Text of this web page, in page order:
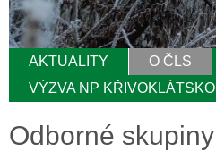
AKTUALITY O ČLS
VÝZVA NP KŘIVOKLÁTSKO
Odborné skupiny